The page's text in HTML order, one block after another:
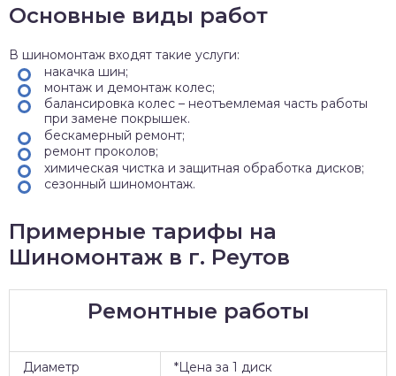
Основные виды работ
В шиномонтаж входят такие услуги:
накачка шин;
монтаж и демонтаж колес;
балансировка колес – неотъемлемая часть работы
при замене покрышек.
бескамерный ремонт;
ремонт проколов;
химическая чистка и защитная обработка дисков;
сезонный шиномонтаж.
Примерные тарифы на
Шиномонтаж в г. Реутов
Ремонтные работы
Диаметр
*Цена за 1 диск